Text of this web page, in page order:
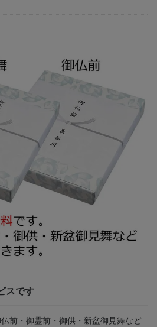
スです
前・御霊前・御供・新盆御見舞など